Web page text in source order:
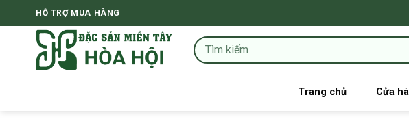
to
HỖ TRỢ MUA HÀNG
Trang chủ Cửa